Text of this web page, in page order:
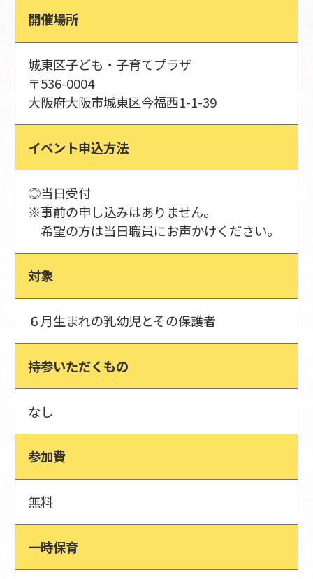
開催場所
城東区子ども・子育てプラザ
〒536-0004
大阪府大阪市城東区今福西1-1-39
イベント申込方法
◎当日受付
※事前の申し込みはありません。
希望の方は当日職員にお声かけください。
対象
６月生まれの乳幼児とその保護者
持参いただくもの
なし
参加費
無料
一時保育